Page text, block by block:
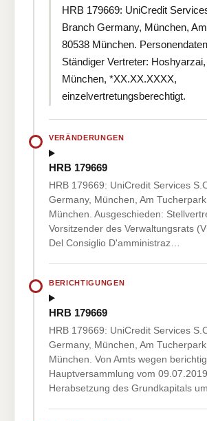
HRB 179669: UniCredit
Branch Germany, München,
80538 München.
Ständiger Vertreter:
München, *XX.XX.XXXX,
einzelvertretungsberechtigt.
VERÄNDERUNGEN
HRB 179669
HRB 179669: UniCredit Services
Germany, München, Am
München. Ausgeschieden:
Vorsitzender des Verwaltungsrats
Del Consiglio D'amministraz…
BERICHTIGUNGEN
HRB 179669
HRB 179669: UniCredit Services
Germany, München, Am
München. Von Amts wegen
Hauptversammlung vom
Herabsetzung des Grundkapitals